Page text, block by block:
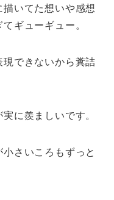
いてた想いや感想
ギューギュー。
できないから糞詰
に羨ましいです。
さいころもずっと